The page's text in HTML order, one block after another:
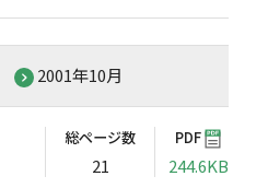
2001年10月
総ページ数
21
PDF
244.6KB